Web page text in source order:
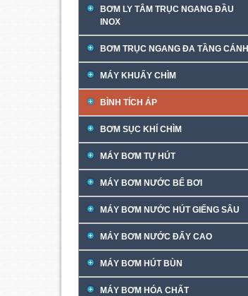
BƠM LY TÂM TRỤC NGANG ĐẦU
INOX
BƠM TRỤC NGANG ĐA TẦNG CÁNH
MÁY KHUẤY CHÌM
BÌNH TÍCH ÁP
BƠM SỤC KHÍ CHÌM
MÁY BƠM TỰ HÚT
MÁY BƠM NƯỚC BỂ BƠI
MÁY BƠM NƯỚC HÚT GIẾNG SÂU
MÁY BƠM NƯỚC ĐẨY CAO
MÁY BƠM HÚT BÙN
MÁY BƠM HÓA CHẤT